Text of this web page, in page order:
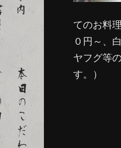
てのお料
０円～、
ヤフグ等
す。）